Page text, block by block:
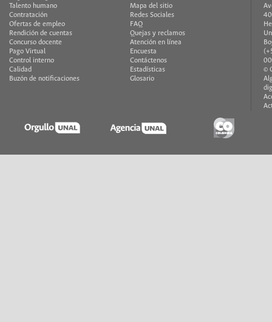
Talento humano
Contratación
Ofertas de empleo
Rendición de cuentas
Concurso docente
Pago Virtual
Control interno
Calidad
Buzón de notificaciones
Mapa del sitio
Redes Sociales
FAQ
Quejas y reclamos
Atención en línea
Encuesta
Contáctenos
Estadísticas
Glosario
©